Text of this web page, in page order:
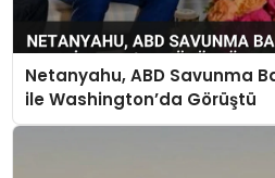
Netanyahu, ABD Savunma
ile Washington’da Görüştü